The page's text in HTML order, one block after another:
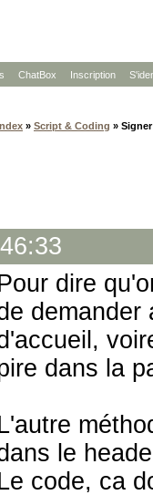
ChatBox Inscription
» Script & Coding »
dire
demander
dans la
le
code, ca